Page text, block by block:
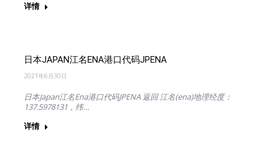
详情
日本JAPAN江名ENA港口代码JPENA
2021年6月30日
日本Japan江名Ena港口代码JPENA 返回 江名(ena)地理经度：
137.5978131，纬…
详情